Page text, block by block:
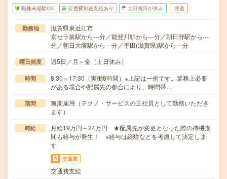
職種未経験OK 交通費別途支給あり 土日祝日が休み 派遣
勤務地
滋賀県東近江市
京セラ前駅から---分／能登川駅から---分／朝日野駅から---
分／朝日大塚駅から---分／平田(滋賀県)駅から---分
曜日頻度 週5日／月～金（土日休み）
時間
8:30～17:30（実働8時間）※上記は一例です。業務上必要
がある場合や配属先の都合により、時間帯…
期間
無期雇用（テクノ・サービスの正社員として勤務いただき
ます）
時給
月給19万円～24万円 ★配属先が変更となった際の待機期
間も給与が発生！ ※給与は経験などを考慮して決定しま
す
交通費
交通費支給